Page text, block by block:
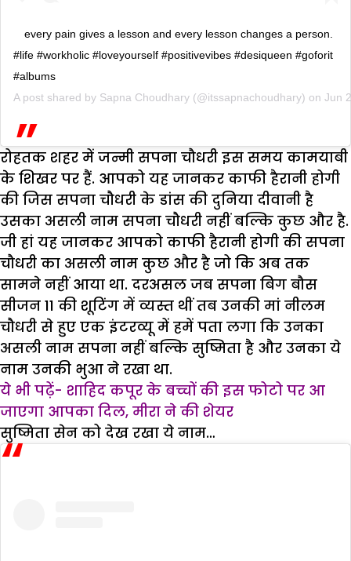
every pain gives a lesson and every lesson changes a person.
#life #workholic #loveyourself #positivevibes #desiqueen #goforit
#albums
A post shared by Sapna Choudhary (@itssapnachoudhary) on Jun
रोहतक शहर में जन्मी सपना चौधरी इस समय कामयाबी
के शिखर पर हैं. आपको यह जानकर काफी हैरानी होगी
की जिस सपना चौधरी के डांस की दुनिया दीवानी है
उसका असली नाम सपना चौधरी नहीं बल्कि कुछ और है.
जी हां यह जानकर आपको काफी हैरानी होगी की सपना
चौधरी का असली नाम कुछ और है जो कि अब तक
सामने नहीं आया था. दरअसल जब सपना बिग बौस
सीजन 11 की शूटिंग में व्यस्त थीं तब उनकी मां नीलम
चौधरी से हुए एक इंटरव्यू में हमें पता लगा कि उनका
असली नाम सपना नहीं बल्कि सुष्मिता है और उनका ये
नाम उनकी भुआ ने रखा था.
ये भी पढ़ें- शाहिद कपूर के बच्चों की इस फोटो पर आ
जाएगा आपका दिल, मीरा ने की शेयर
सुष्मिता सेन को देख रखा ये नाम…